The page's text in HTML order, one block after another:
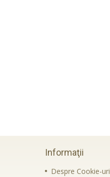
Informaţii
Despre Cookie-uri